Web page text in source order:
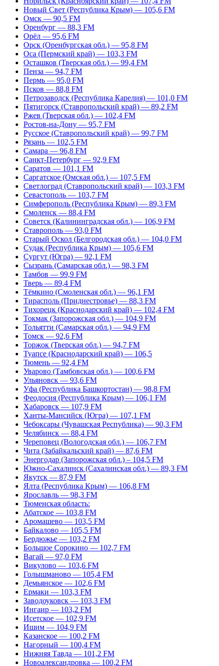
Новый Свет (Республика Крым) — 105,6 FM
Омск — 90,5 FM
Оренбург — 88,3 FM
Орёл — 95,6 FM
Орск (Оренбургская обл.) — 95,8 FM
Оса (Пермский край) — 103,3 FM
Осташков (Тверская обл.) — 99,4 FM
Пенза — 94,7 FM
Пермь — 95,0 FM
Псков — 88,8 FM
Петрозаводск (Республика Карелия) — 101,0 FM
Пятигорск (Ставропольский край) — 89,2 FM
Ржев (Тверская обл.) — 102,4 FM
Ростов-на-Дону — 95,7 FM
Русское (Ставропольский край) — 99,7 FM
Рязань — 102,5 FM
Самара — 96,8 FM
Санкт-Петербург — 92,9 FM
Саратов — 101,1 FM
Саргатское (Омская обл.) — 107,5 FM
Светлоград (Ставропольский край) — 103,3 FM
Севастополь — 103,7 FM
Симферополь (Республика Крым) — 89,3 FM
Смоленск — 88,4 FM
Советск (Калининградская обл.) — 106,9 FM
Ставрополь — 93,0 FM
Старый Оскол (Белгородская обл.) — 104,0 FM
Судак (Республика Крым) — 105,6 FM
Сургут (Югра) — 92,1 FM
Сызрань (Самарская обл.) — 98,3 FM
Тамбов — 99,9 FM
Тверь — 89,4 FM
Тёмкино (Смоленская обл.) — 96,1 FM
Тирасполь (Приднестровье) — 88,3 FM
Тихорецк (Краснодарский край) — 102,4 FM
Токмак (Запорожская обл.) — 104,9 FM
Тольятти (Самарская обл.) — 94,9 FM
Томск — 92,6 FM
Торжок (Тверская обл.) — 94,7 FM
Туапсе (Краснодарский край) — 106,5
Тюмень — 92,4 FM
Уварово (Тамбовская обл.) — 100,6 FM
Ульяновск — 93,6 FM
Уфа (Республика Башкортостан) — 98,8 FM
Феодосия (Республика Крым) — 106,1 FM
Хабаровск — 107,9 FM
Ханты-Мансийск (Югра) — 107,1 FM
Чебоксары (Чувашская Республика) — 90,3 FM
Челябинск — 88,4 FM
Череповец (Вологодская обл.) — 106,7 FM
Чита (Забайкальский край) — 87,6 FM
Энергодар (Запорожская обл.) – 104,5 FM
Южно-Сахалинск (Сахалинская обл.) — 89,3 FM
Якутск — 87,9 FM
Ялта (Республика Крым) — 106,8 FM
Ярославль — 98,3 FM
Тюменская область:
Абатское — 103,8 FM
Аромашево — 103,5 FM
Байкалово — 105,5 FM
Бердюжье — 103,2 FM
Большое Сорокино — 102,7 FM
Вагай — 97,0 FM
Викулово — 103,6 FM
Голышманово — 105,4 FM
Демьянское — 102,6 FM
Ермаки — 103,3 FM
Заводоуковск — 103,3 FM
Ингаир — 103,2 FM
Исетское — 102,9 FM
Ишим — 104,9 FM
Казанское — 100,2 FM
Нагорный — 100,4 FM
Нижняя Тавда — 101,2 FM
Новоалександровка — 100,2 FM